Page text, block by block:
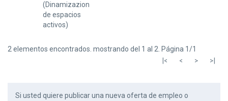
(Dinamizazion
de espacios
activos)
2 elementos encontrados. mostrando del 1 al 2. Página 1/1
Si usted quiere publicar una nueva oferta de empleo o